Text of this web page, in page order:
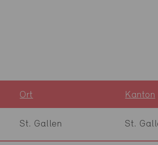
Ort Kanton
St. Gallen St.